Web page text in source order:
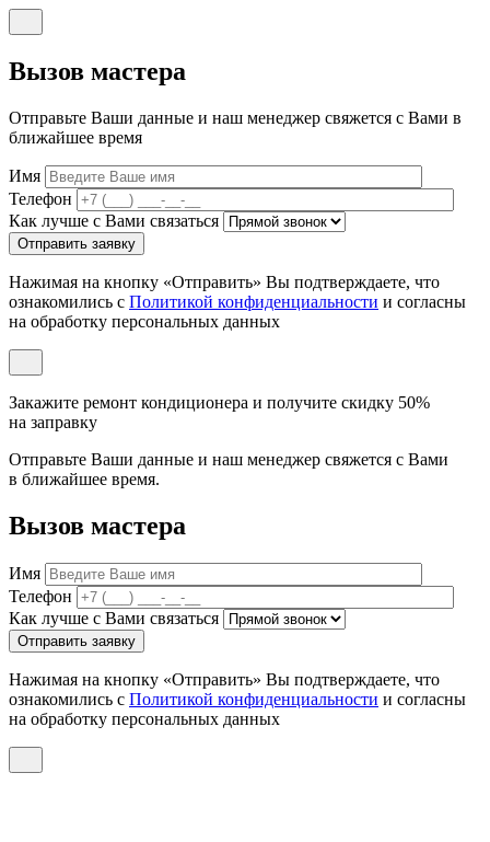
Вызов мастера
Отправьте Ваши данные и наш менеджер свяжется с Вами в
ближайшее время
Имя
Телефон
Как лучше с Вами связаться
Отправить заявку
Нажимая на кнопку «Отправить» Вы подтверждаете, что
ознакомились с Политикой конфиденциальности и согласны
на обработку персональных данных
Закажите ремонт кондиционера и получите скидку 50%
на заправку
Отправьте Ваши данные и наш менеджер свяжется с Вами
в ближайшее время.
Вызов мастера
Имя
Телефон
Как лучше с Вами связаться
Отправить заявку
Нажимая на кнопку «Отправить» Вы подтверждаете, что
ознакомились с Политикой конфиденциальности и согласны
на обработку персональных данных